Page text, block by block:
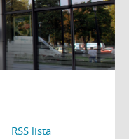

RSS lista